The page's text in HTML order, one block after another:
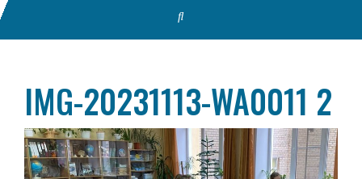
IMG-20231113-WA0011 2